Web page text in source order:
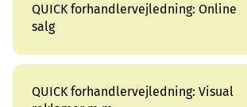
QUICK forhandlervejledning: Online
salg
QUICK forhandlervejledning: Visual